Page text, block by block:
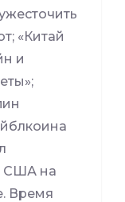
«Китай
и
США на
Время